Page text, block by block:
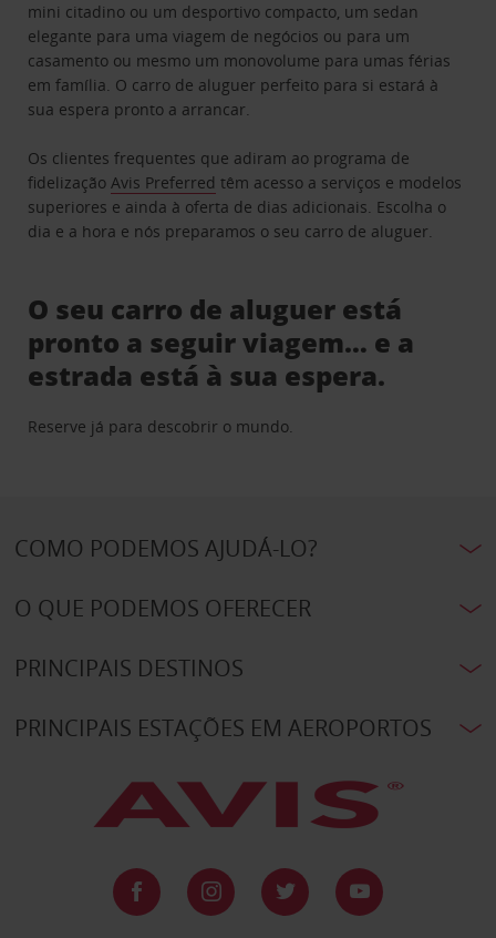
mini citadino ou um desportivo compacto, um sedan
elegante para uma viagem de negócios ou para um
casamento ou mesmo um monovolume para umas férias
em família. O carro de aluguer perfeito para si estará à
sua espera pronto a arrancar.
Os clientes frequentes que adiram ao programa de
fidelizaçãoAvis Preferred têm acesso a serviços e modelos
superiores e ainda à oferta de dias adicionais. Escolha o
dia e a hora e nós preparamos o seu carro de aluguer.
O seu carro de aluguer está
pronto a seguir viagem… e a
estrada está à sua espera.
Reserve já para descobrir o mundo.
COMO PODEMOS AJUDÁ-LO?
O QUE PODEMOS OFERECER
PRINCIPAIS DESTINOS
PRINCIPAIS ESTAÇÕES EM AEROPORTOS